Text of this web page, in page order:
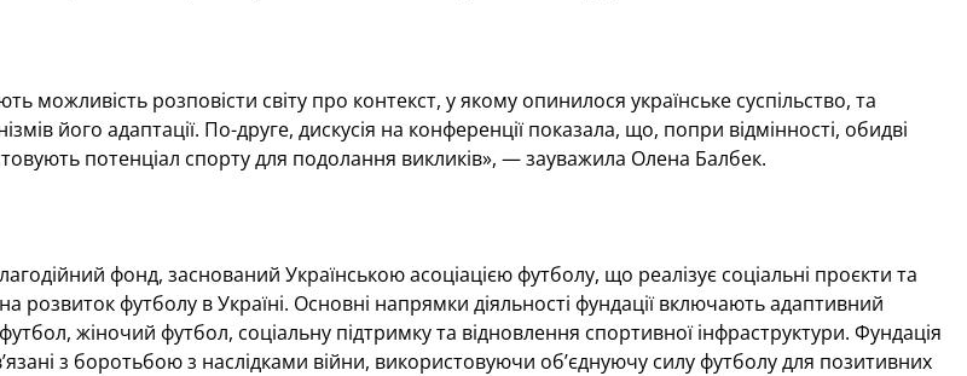
можливість розповісти світу про контекст, у якому опинилося українське суспільство, та
його адаптації. По-друге, дискусія на конференції показала, що, попри відмінності, обидві
потенціал спорту для подолання викликів», — зауважила Олена Балбек.
фонд, заснований Українською асоціацією футболу, що реалізує соціальні проєкти та
розвиток футболу в Україні. Основні напрямки діяльності фундації включають адаптивний
жіночий футбол, соціальну підтримку та відновлення спортивної інфраструктури. Фундація
з боротьбою з наслідками війни, використовуючи об’єднуючу силу футболу для позитивних